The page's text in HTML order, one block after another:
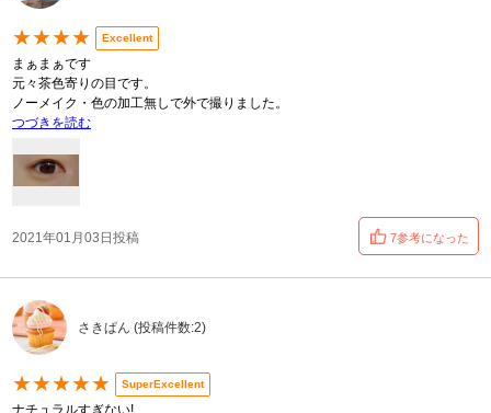
★★★★ Excellent
まぁまぁです
元々茶色寄りの目です。
ノーメイク・色の加工無しで外で撮りました。
つづきを読む
2021年01月03日投稿 7参考になった
さきぱん (投稿件数:2)
★★★★★ SuperExcellent
ナチュラルすぎない!